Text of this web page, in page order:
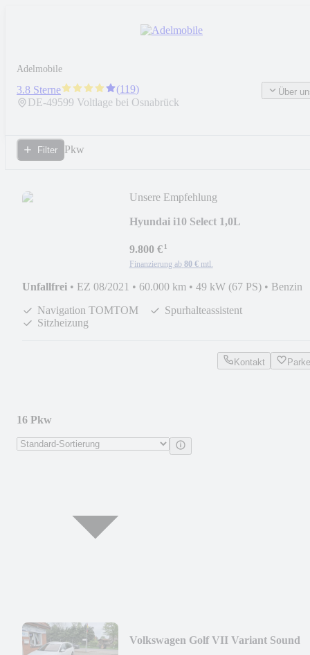
Adelmobile
3.8 Sterne (119)
DE-49599 Voltlage bei Osnabrück
Über
Filter Pkw
Unsere Empfehlung
Hyundai i10 Select 1,0L
9.800 €¹
Finanzierung ab 80 € mtl.
Unfallfrei • EZ 08/2021 • 60.000 km • 49 kW (67 PS) • Benzin
Navigation TOMTOM
Spurhalteassistent
Sitzheizung
Kontakt
16 Pkw
Volkswagen Golf VII Variant Sound